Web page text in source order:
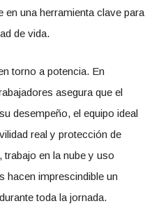
una herramienta clave para
de vida.
torno a potencia. En
asegura que el
desempeño, el equipo ideal
real y protección de
en la nube y uso
hacen imprescindible un
toda la jornada.